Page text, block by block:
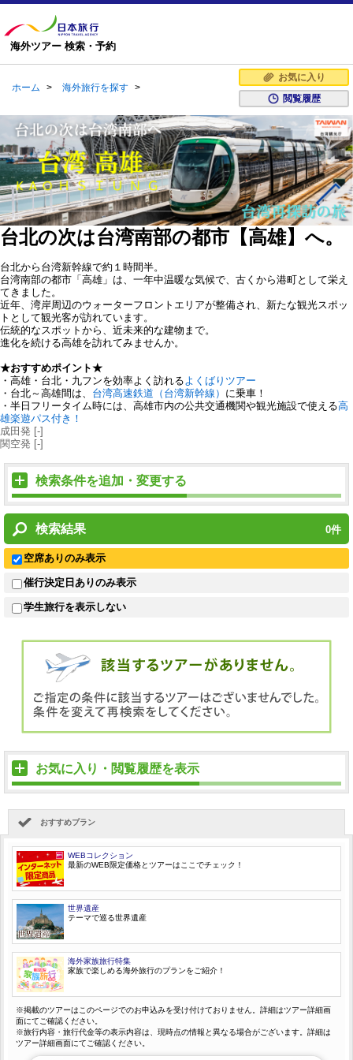
海外ツアー 検索・予約
ホーム > 海外旅行を探す >
お気に入り
閲覧履歴
台北の次は台湾南部の都市【高雄】へ。
台北から台湾新幹線で約１時間半。
台湾南部の都市「高雄」は、一年中温暖な気候で、古くから港町として栄え
てきました。
近年、湾岸周辺のウォーターフロントエリアが整備され、新たな観光スポッ
トとして観光客が訪れています。
伝統的なスポットから、近未来的な建物まで。
進化を続ける高雄を訪れてみませんか。
★おすすめポイント★
・高雄・台北・九フンを効率よく訪れるよくばりツアー
・台北～高雄間は、 台湾高速鉄道（台湾新幹線） に乗車！
・半日フリータイム時には、高雄市内の公共交通機関や観光施設で使える高
雄楽遊パス付き！
成田発 [-]
関空発 [-]
検索条件を追加・変更する
検索結果 0件
空席ありのみ表示
催行決定日ありのみ表示
学生旅行を表示しない
お気に入り・閲覧履歴を表示
おすすめプラン
WEBコレクション
最新のWEB限定価格とツアーはここでチェック！
世界遺産
テーマで巡る世界遺産
海外家族旅行特集
家族で楽しめる海外旅行のプランをご紹介！
※掲載のツアーはこのページでのお申込みを受け付けておりません。詳細はツアー詳細画
面にてご確認ください。
※旅行内容・旅行代金等の表示内容は、現時点の情報と異なる場合がございます。詳細は
ツアー詳細画面にてご確認ください。